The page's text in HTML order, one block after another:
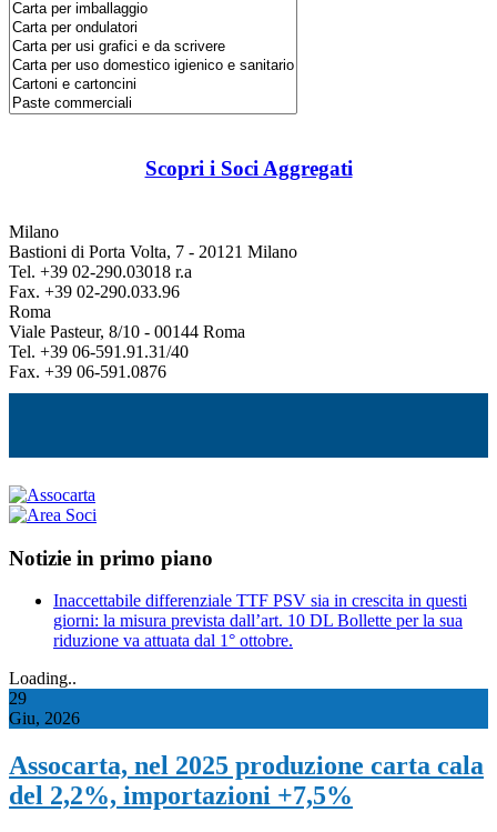
Scopri i Soci Aggregati
Milano
Bastioni di Porta Volta, 7 - 20121 Milano
Tel. +39 02-290.03018 r.a
Fax. +39 02-290.033.96
Roma
Viale Pasteur, 8/10 - 00144 Roma
Tel. +39 06-591.91.31/40
Fax. +39 06-591.0876
Notizie in primo piano
Inaccettabile differenziale TTF PSV sia in crescita in questi
giorni: la misura prevista dall’art. 10 DL Bollette per la sua
riduzione va attuata dal 1° ottobre.
Loading..
29
Giu, 2026
Assocarta, nel 2025 produzione carta cala
del 2,2%, importazioni +7,5%